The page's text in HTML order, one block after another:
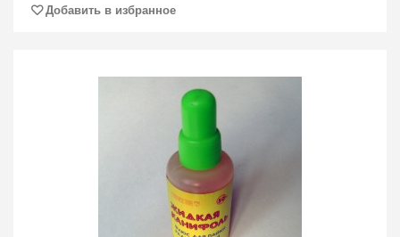
Добавить в избранное